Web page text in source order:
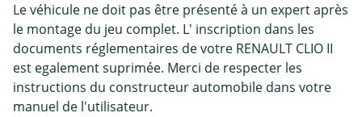
Le véhicule ne doit pas être présenté à un expert après
le montage du jeu complet. L' inscription dans les
documents réglementaires de votre RENAULT CLIO II
est egalement suprimée. Merci de respecter les
instructions du constructeur automobile dans votre
manuel de l'utilisateur.